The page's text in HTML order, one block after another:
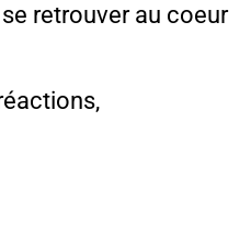
retrouver au coeur